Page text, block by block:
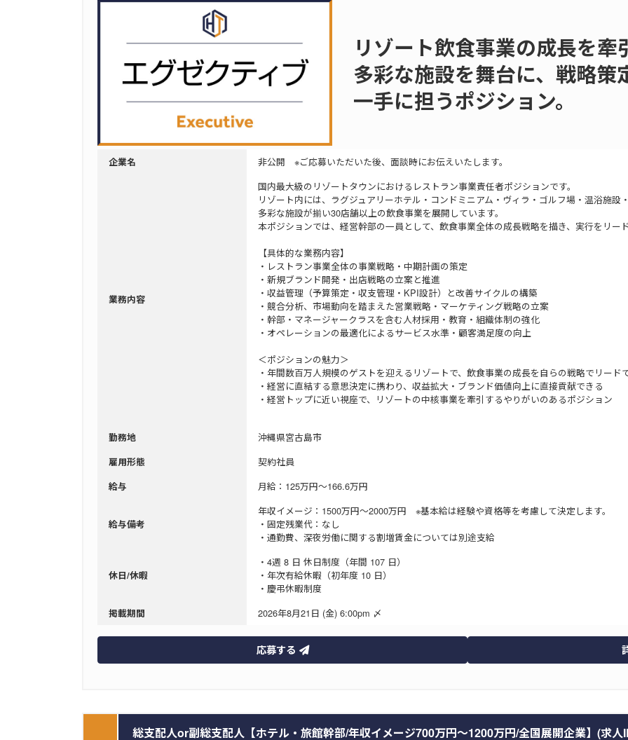
リゾート飲食事業の成長を牽
多彩な施設を舞台に、戦略策
一手に担うポジション。
企業名 非公開 ※ご応募いただいた後、面談時にお伝えいたします。
業務内容
国内最大級のリゾートタウンにおけるレストラン事業責任者ポジションです。
リゾート内には、ラグジュアリーホテル・コンドミニアム・ヴィラ・ゴルフ場・温浴施設
多彩な施設が揃い30店舗以上の飲食事業を展開しています。
本ポジションでは、経営幹部の一員として、飲食事業全体の成長戦略を描き、実行をリー
【具体的な業務内容】
・レストラン事業全体の事業戦略・中期計画の策定
・新規ブランド開発・出店戦略の立案と推進
・収益管理（予算策定・収支管理・KPI設計）と改善サイクルの構築
・競合分析、市場動向を踏まえた営業戦略・マーケティング戦略の立案
・幹部・マネージャークラスを含む人材採用・教育・組織体制の強化
・オペレーションの最適化によるサービス水準・顧客満足度の向上
＜ポジションの魅力＞
・年間数百万人規模のゲストを迎えるリゾートで、飲食事業の成長を自らの戦略でリード
・経営に直結する意思決定に携わり、収益拡大・ブランド価値向上に直接貢献できる
・経営トップに近い視座で、リゾートの中核事業を牽引するやりがいのあるポジション
勤務地 沖縄県宮古島市
雇用形態 契約社員
給与 月給：125万円～166.6万円
給与備考
年収イメージ：1500万円～2000万円 ※基本給は経験や資格等を考慮して決定します。
・固定残業代：なし
・通勤費、深夜労働に関する割増賃金については別途支給
休日/休暇
・4週 8 日 休日制度（年間 107 日）
・年次有給休暇（初年度 10 日）
・慶弔休暇制度
掲載期間 2026年8月21日 (金) 6:00pm 〆
応募する
総支配人or副総支配人【ホテル・旅館幹部/年収イメージ700万円～1200万円/全国展開企業】(求人